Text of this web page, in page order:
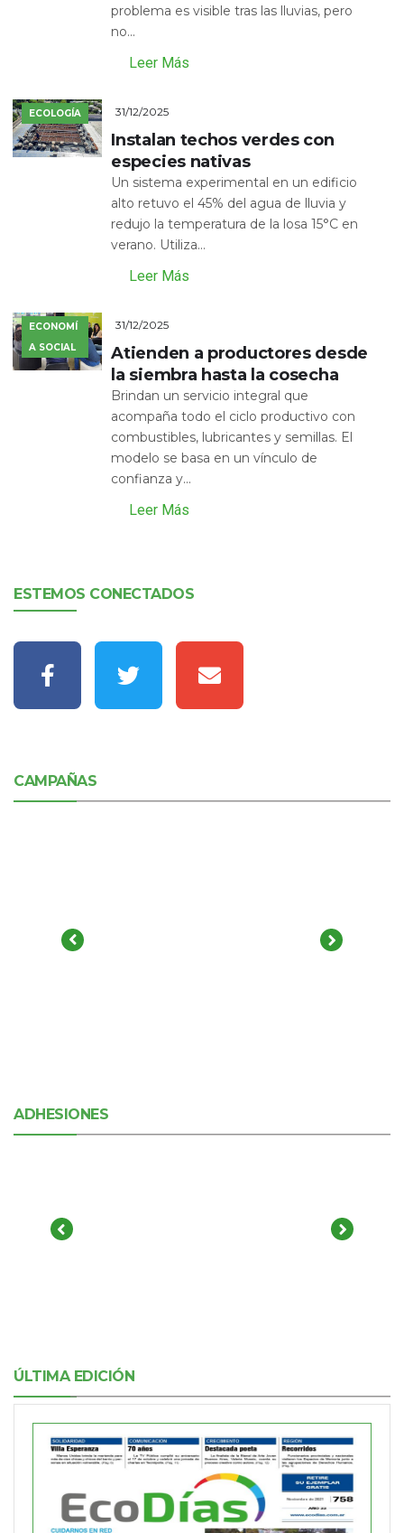
problema es visible tras las lluvias, pero
no...
Leer Más
ECOLOGÍA 31/12/2025
Instalan techos verdes con
especies nativas
Un sistema experimental en un edificio
alto retuvo el 45% del agua de lluvia y
redujo la temperatura de la losa 15°C en
verano. Utiliza...
Leer Más
ECONOMÍ
A SOCIAL
31/12/2025
Atienden a productores desde
la siembra hasta la cosecha
Brindan un servicio integral que
acompaña todo el ciclo productivo con
combustibles, lubricantes y semillas. El
modelo se basa en un vínculo de
confianza y...
Leer Más
ESTEMOS CONECTADOS
CAMPAÑAS
ADHESIONES
ÚLTIMA EDICIÓN